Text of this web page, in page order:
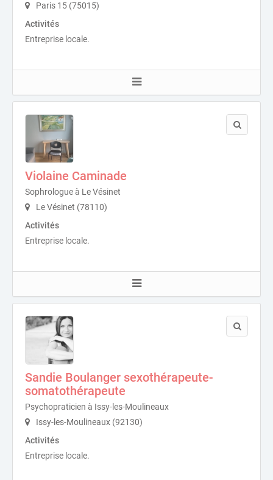
Paris 15 (75015)
Activités
Entreprise locale.
Violaine Caminade
Sophrologue à Le Vésinet
Le Vésinet (78110)
Activités
Entreprise locale.
Sandie Boulanger sexothérapeute-
somatothérapeute
Psychopraticien à Issy-les-Moulineaux
Issy-les-Moulineaux (92130)
Activités
Entreprise locale.